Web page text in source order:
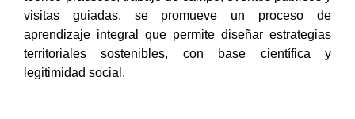
visitas guiadas, se promueve un proceso de
aprendizaje integral que permite diseñar estrategias
territoriales sostenibles, con base científica y
legitimidad social.